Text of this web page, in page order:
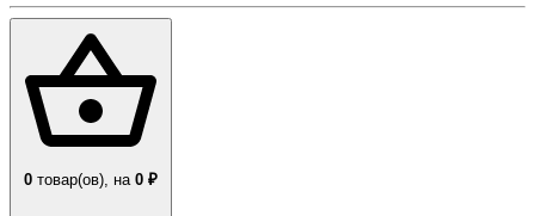
0 товар(ов), на 0 ₽